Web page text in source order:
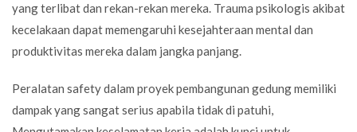
yang terlibat dan rekan-rekan mereka. Trauma psikologis akibat
kecelakaan dapat memengaruhi kesejahteraan mental dan
produktivitas mereka dalam jangka panjang.
Peralatan safety dalam proyek pembangunan gedung memiliki
dampak yang sangat serius apabila tidak di patuhi,